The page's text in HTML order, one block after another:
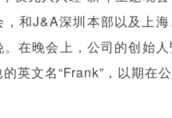
，和J&A深圳本部以及上
在晚会上，公司的创始
英文名“Frank”，以期在